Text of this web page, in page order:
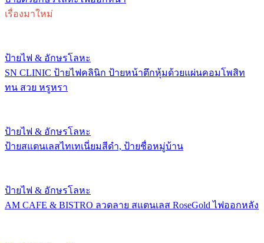
เรื่องมาใหม่
ป้ายไฟ & อักษรโลหะ
SN CLINIC ป้ายไฟคลินิก ป้ายหน้าตึกหุ้มด้วยแผ่นคอมโพสิท
ทน สวย หรูหรา
ป้ายไฟ & อักษรโลหะ
ป้ายสแตนเลสไทเทเนี่ยมสีดำ, ป้ายชื่อหมู่บ้าน
ป้ายไฟ & อักษรโลหะ
AM CAFE & BISTRO ลวดลาย สแตนเลส RoseGold ไฟออกหลัง